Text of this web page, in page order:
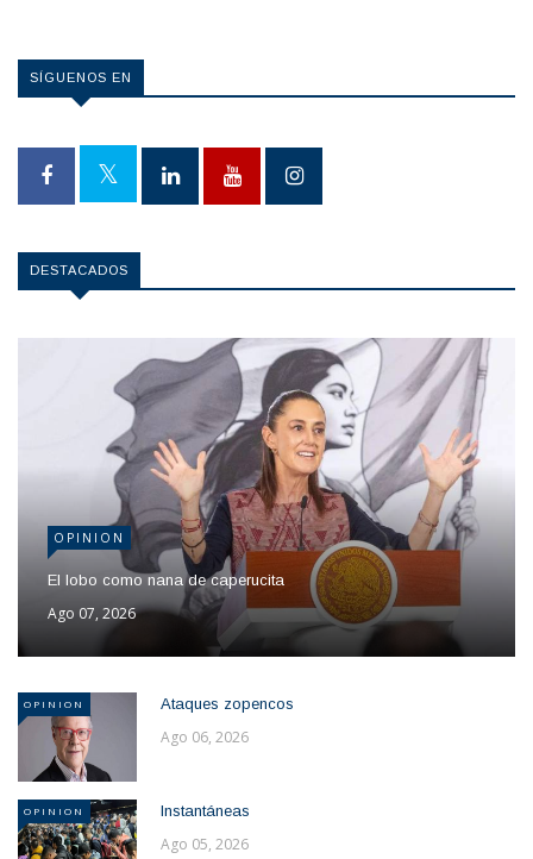
SÍGUENOS EN
DESTACADOS
OPINION
El lobo como nana de caperucita
Ago 07, 2026
OPINION Ataques zopencos
Ago 06, 2026
OPINION Instantáneas
Ago 05, 2026